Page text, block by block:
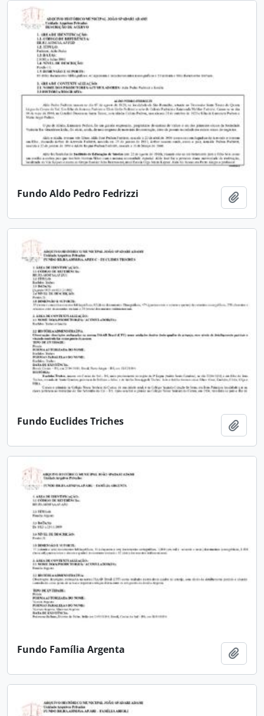
Fundo Aldo Pedro Fedrizzi
Fundo Euclides Triches
Fundo Família Argenta